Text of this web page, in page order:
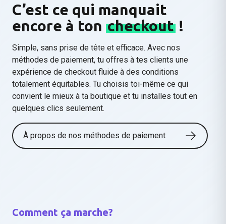
C’est ce qui manquait
encore à ton checkout !
Simple, sans prise de tête et efficace. Avec nos
méthodes de paiement, tu offres à tes clients une
expérience de checkout fluide à des conditions
totalement équitables. Tu choisis toi-même ce qui
convient le mieux à ta boutique et tu installes tout en
quelques clics seulement.
À propos de nos méthodes de paiement
Comment ça marche?